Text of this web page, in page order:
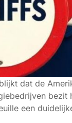
dat de
bezit
een